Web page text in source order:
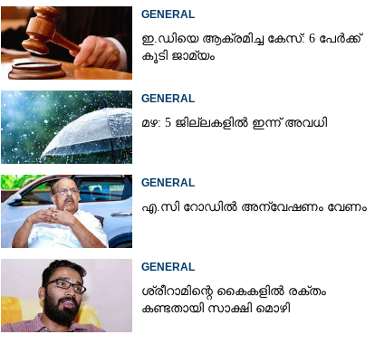
GENERAL
ഇ.ഡിയെ ആക്രമിച്ച കേസ്: 6 പേർക്ക്
കൂടി ജാമ്യം
GENERAL
മഴ: 5 ജില്ലകളിൽ ഇന്ന് അവധി
GENERAL
എ.സി റോഡിൽ അന്വേഷണം വേണം
GENERAL
ശ്രീറാമിന്റെ കൈകളിൽ രക്തം
കണ്ടതായി സാക്ഷി മൊഴിShare this link